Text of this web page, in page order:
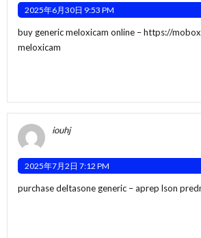
2025年6月30日 9:53 PM
buy generic meloxicam online –https://
meloxicam
iouhj
2025年7月2日 7:12 PM
purchase deltasone generic –aprep lson